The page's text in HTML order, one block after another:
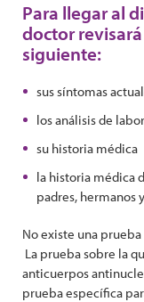
Para llegar al
doctor
siguiente:
sus síntomas
los análisis de
su historia médica
la historia médica
padres, hermanos
No existe una
La prueba sobre la
anticuerpos
prueba específica